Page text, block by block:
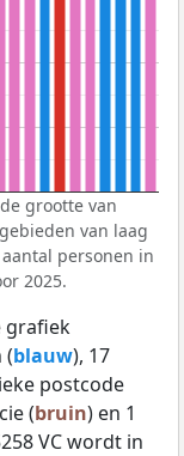
grootte van
van laag
personen in
2025.
grafiek
(blauw), 17
postcode
(bruin) en 1
VC wordt in